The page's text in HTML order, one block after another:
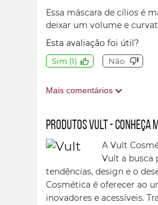
Essa máscara de cílios é
deixar um volume e
Esta avaliação foi útil?
Sim (1) Não
Mais comentários
Produtos Vult - conheça
A Vult
Vult a busca
tendências, design e o
Cosmética é oferecer ao
inovadores e acessíveis.